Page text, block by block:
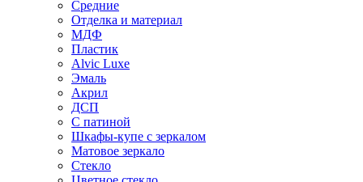
Средние
Отделка и материал
МДФ
Пластик
Alvic Luxe
Эмаль
Акрил
ДСП
С патиной
Шкафы-купе с зеркалом
Матовое зеркало
Стекло